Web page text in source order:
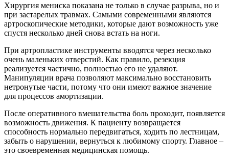
Хирургия мениска показана не только в случае разрыва, но и
при застарелых травмах. Самыми современными являются
артроскопические методики, которые дают возможность уже
спустя несколько дней снова встать на ноги.
При артропластике инструменты вводятся через несколько
очень маленьких отверстий. Как правило, резекция
реализуется частично, полностью его не удаляют.
Манипуляции врача позволяют максимально восстановить
нетронутые части, потому что они имеют важное значение
для процессов амортизации.
После оперативного вмешательства боль проходит, появляется
возможность движения. К пациенту возвращается
способность нормально передвигаться, ходить по лестницам,
забыть о нарушении, вернуться к любимому спорту. Главное –
это своевременная медицинская помощь.